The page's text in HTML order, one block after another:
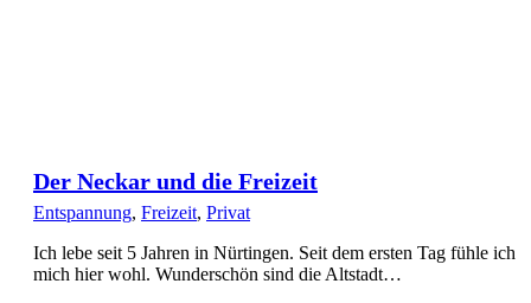
Der Neckar und die Freizeit
Entspannung, Freizeit, Privat
Ich lebe seit 5 Jahren in Nürtingen. Seit dem ersten Tag fühle ich
mich hier wohl. Wunderschön sind die Altstadt…